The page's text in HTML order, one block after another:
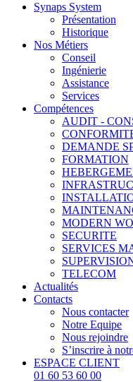
Synaps System
Présentation
Historique
Nos Métiers
Conseil
Ingénierie
Assistance
Services
Compétences
AUDIT -
DEMANDE
FORMATION
MODERN
SECURITE
SERVICES
TELECOM
Actualités
Contacts
Nous contacter
Notre Equipe
Nous rejoindre
S’inscrire à
ESPACE CLIENT
01 60 53 60 00